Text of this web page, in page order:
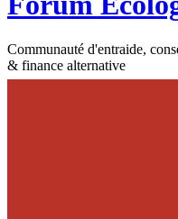
Communauté d'entraide,
& finance alternative